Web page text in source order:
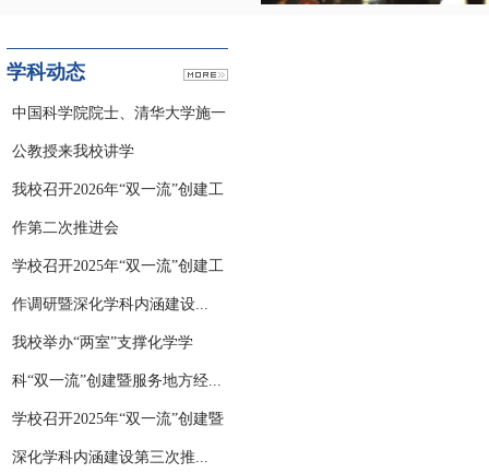
学科动态
中国科学院院士、清华大学施一
公教授来我校讲学
我校召开2026年“双一流”创建工
作第二次推进会
学校召开2025年“双一流”创建工
作调研暨深化学科内涵建设...
我校举办“两室”支撑化学学
科“双一流”创建暨服务地方经...
学校召开2025年“双一流”创建暨
深化学科内涵建设第三次推...